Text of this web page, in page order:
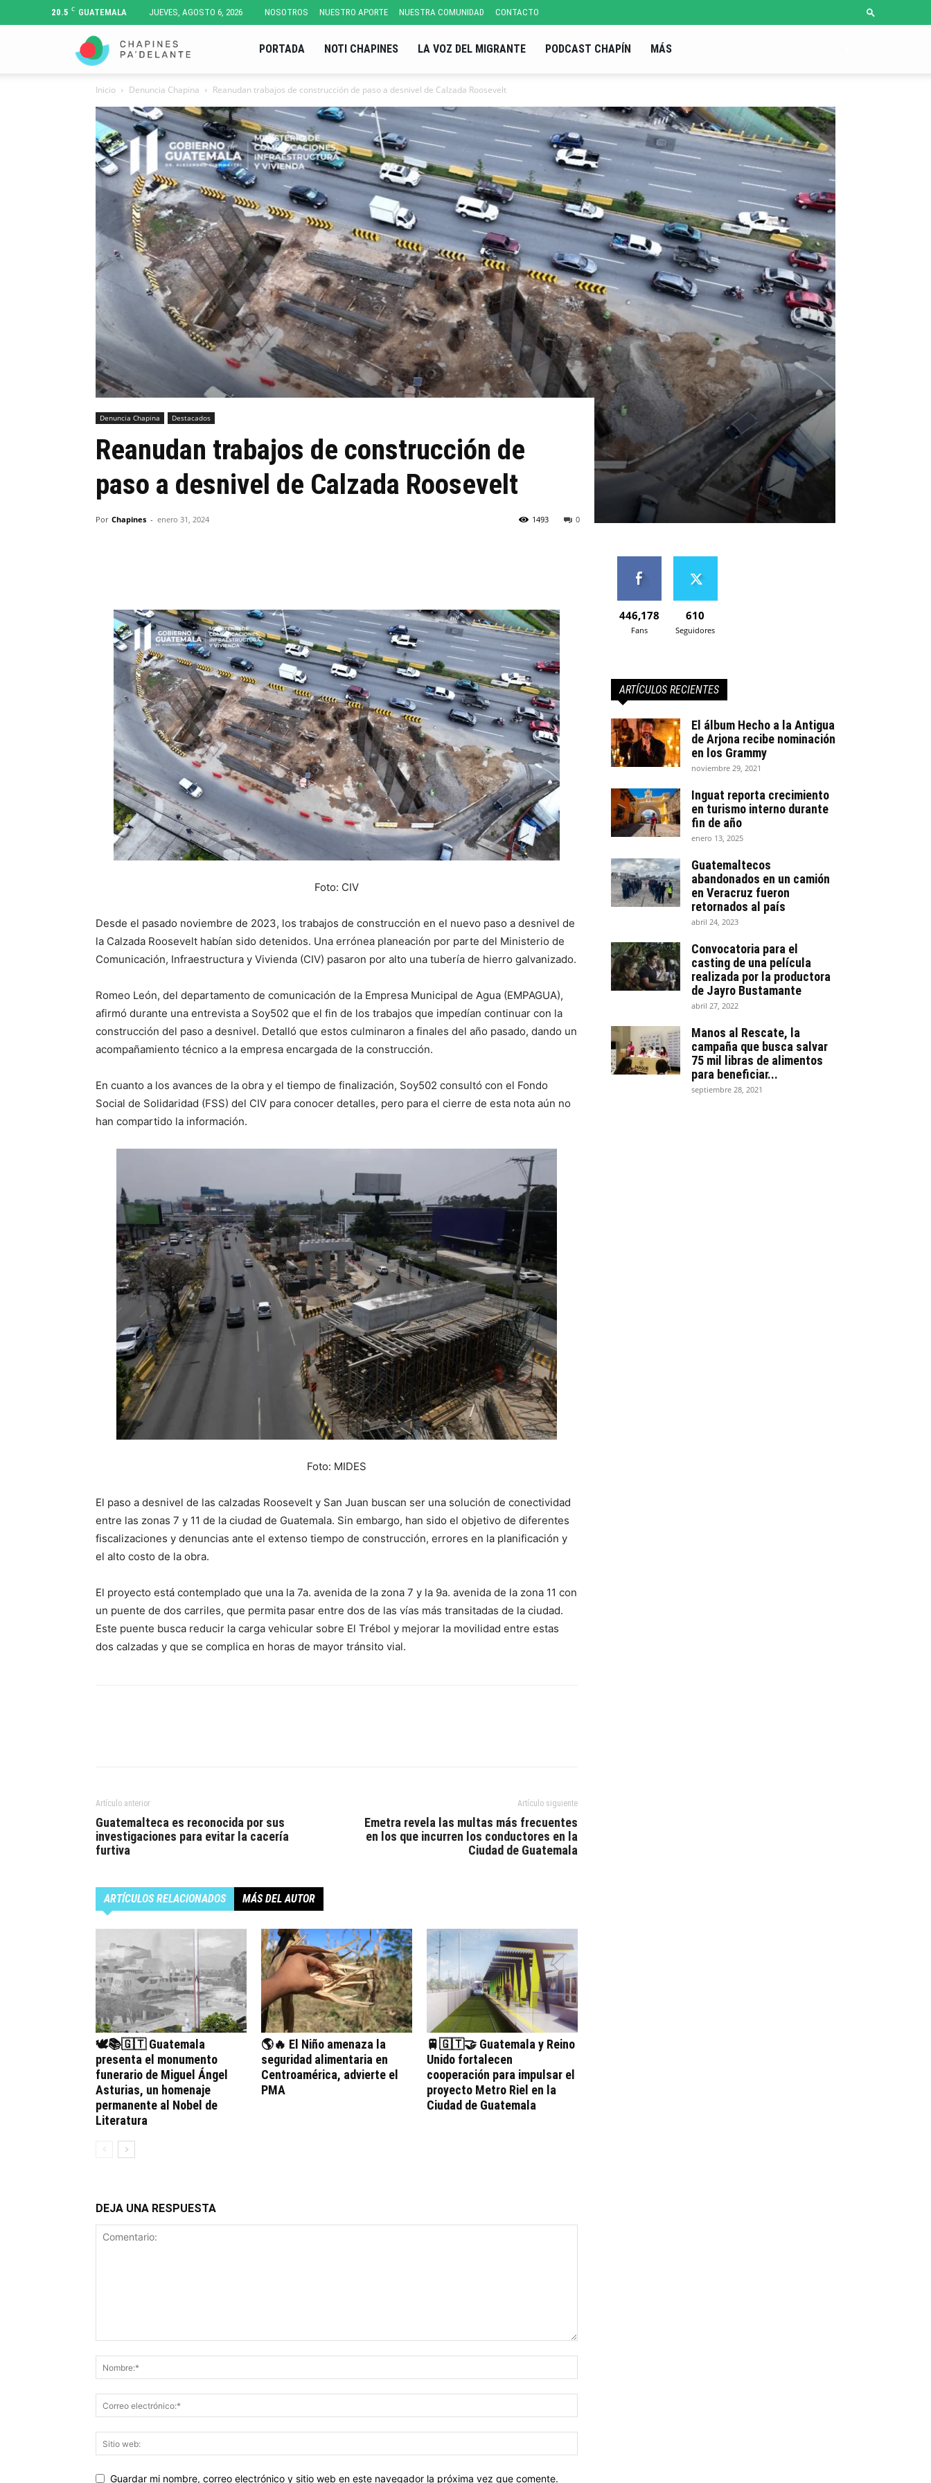
20.5 C GUATEMALA JUEVES, AGOSTO 6, 2026 NOSOTROS NUESTRO APORTE NUESTRA COMUNIDAD CONTACTO
Pa'
Delante
PORTADA NOTI CHAPINES LA VOZ DEL MIGRANTE PODCAST CHAPÍN MÁS
Inicio Denuncia Chapina Reanudan trabajos de construcción de paso a desnivel de Calzada Roosevelt
Denuncia Chapina Destacados
Reanudan trabajos de construcción de
paso a desnivel de Calzada Roosevelt
Por Chapines - enero 31, 2024 0
1493
Foto: CIV
Desde el pasado noviembre de 2023, los trabajos de construcción en el nuevo paso a desnivel de
la Calzada Roosevelt habían sido detenidos. Una errónea planeación por parte del Ministerio de
Comunicación, Infraestructura y Vivienda (CIV) pasaron por alto una tubería de hierro galvanizado.
Romeo León, del departamento de comunicación de la Empresa Municipal de Agua (EMPAGUA),
afirmó durante una entrevista a Soy502 que el fin de los trabajos que impedían continuar con la
construcción del paso a desnivel. Detalló que estos culminaron a finales del año pasado, dando un
acompañamiento técnico a la empresa encargada de la construcción.
En cuanto a los avances de la obra y el tiempo de finalización, Soy502 consultó con el Fondo
Social de Solidaridad (FSS) del CIV para conocer detalles, pero para el cierre de esta nota aún no
han compartido la información.
Foto: MIDES
El paso a desnivel de las calzadas Roosevelt y San Juan buscan ser una solución de conectividad
entre las zonas 7 y 11 de la ciudad de Guatemala. Sin embargo, han sido el objetivo de diferentes
fiscalizaciones y denuncias ante el extenso tiempo de construcción, errores en la planificación y
el alto costo de la obra.
El proyecto está contemplado que una la 7a. avenida de la zona 7 y la 9a. avenida de la zona 11 con
un puente de dos carriles, que permita pasar entre dos de las vías más transitadas de la ciudad.
Este puente busca reducir la carga vehicular sobre El Trébol y mejorar la movilidad entre estas
dos calzadas y que se complica en horas de mayor tránsito vial.
Artículo anterior
Guatemalteca es reconocida por sus
investigaciones para evitar la cacería
furtiva
Artículo siguiente
Emetra revela las multas más frecuentes
en los que incurren los conductores en la
Ciudad de Guatemala
ARTÍCULOS RELACIONADOS MÁS DEL AUTOR
🕊️📚🇬🇹 Guatemala
presenta el monumento
funerario de Miguel Ángel
Asturias, un homenaje
permanente al Nobel de
Literatura
🌎🔥 El Niño amenaza la
seguridad alimentaria en
Centroamérica, advierte el
PMA
🚆🇬🇹🤝 Guatemala y Reino
Unido fortalecen
cooperación para impulsar el
proyecto Metro Riel en la
Ciudad de Guatemala
DEJA UNA RESPUESTA
Guardar mi nombre, correo electrónico y sitio web en este navegador la próxima vez que comente.
446,178
Fans
610
Seguidores
ARTÍCULOS RECIENTES
El álbum Hecho a la Antigua
de Arjona recibe nominación
en los Grammy
noviembre 29, 2021
Inguat reporta crecimiento
en turismo interno durante
fin de año
enero 13, 2025
Guatemaltecos
abandonados en un camión
en Veracruz fueron
retornados al país
abril 24, 2023
Convocatoria para el
casting de una película
realizada por la productora
de Jayro Bustamante
abril 27, 2022
Manos al Rescate, la
campaña que busca salvar
75 mil libras de alimentos
para beneficiar...
septiembre 28, 2021